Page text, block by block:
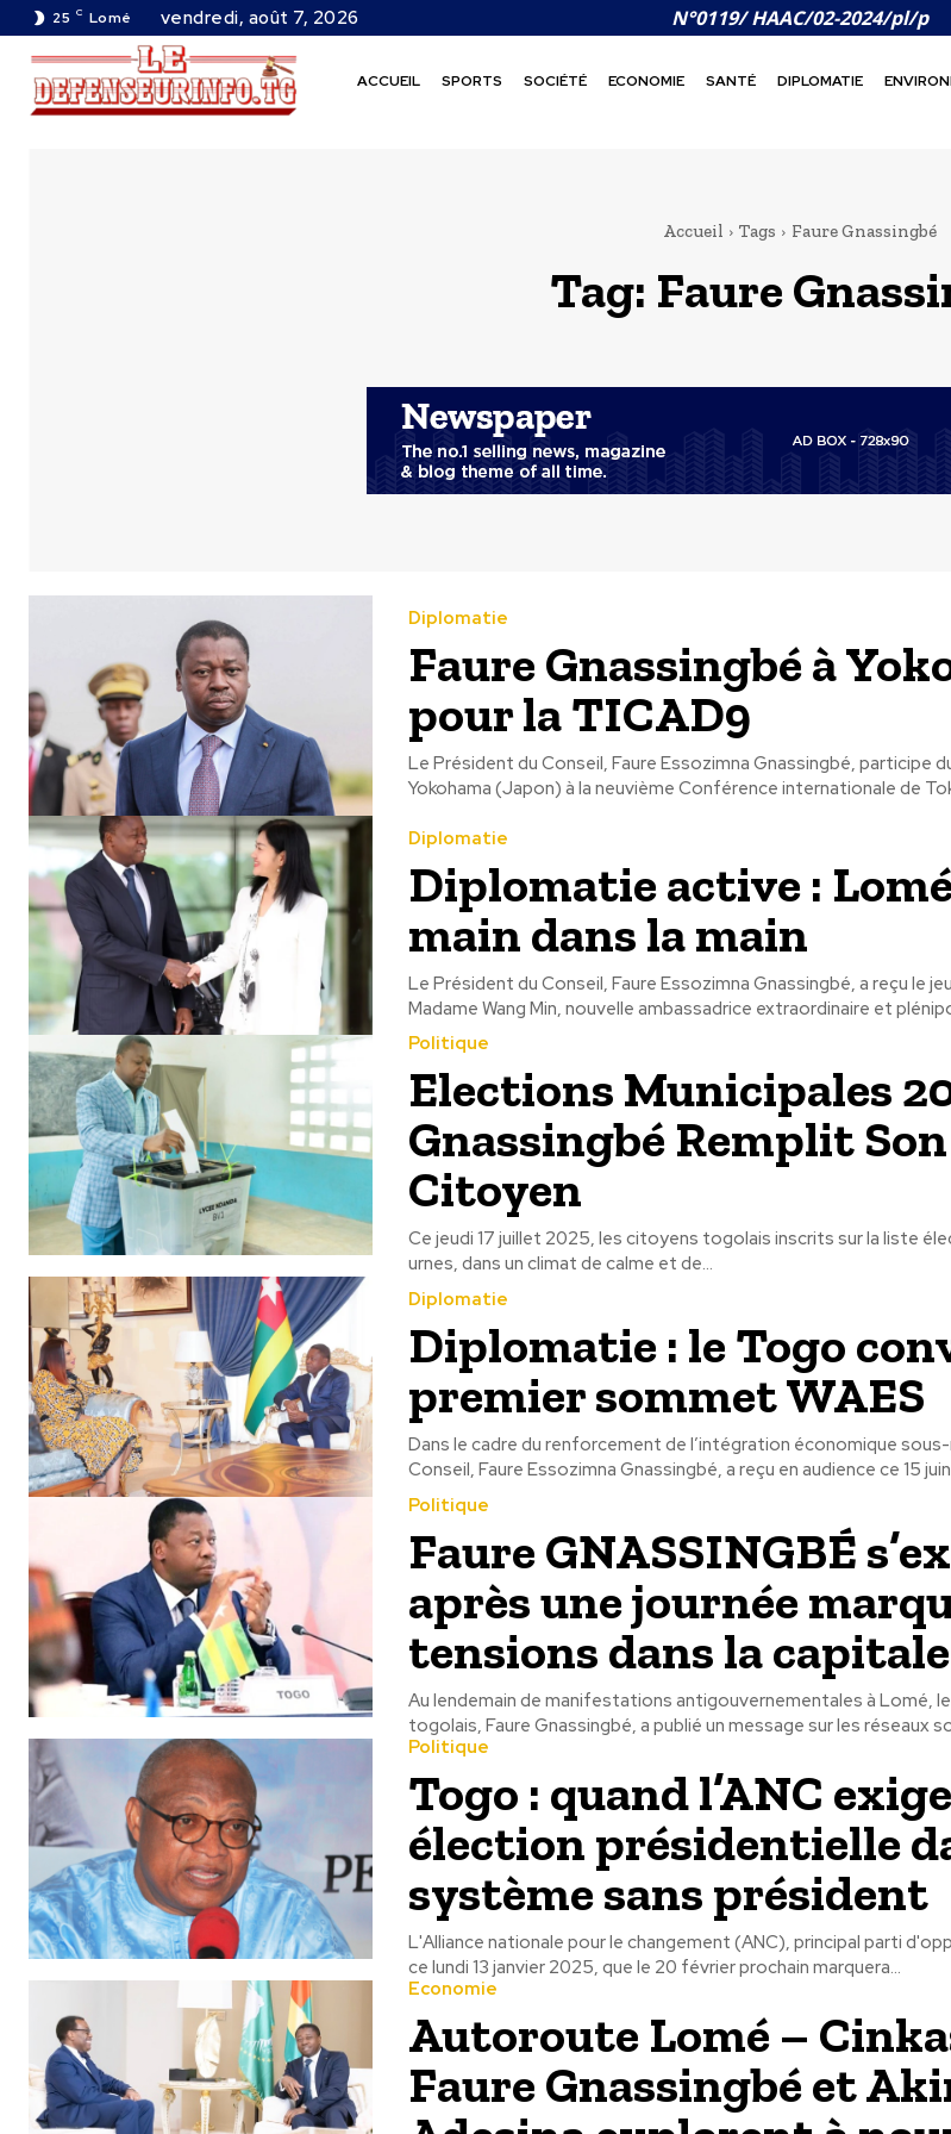
25 C Lomé vendredi, août 7, 2026 N°0119/ HAAC/02-2024/pl/p
ACCUEIL SPORTS SOCIÉTÉ ECONOMIE SANTÉ DIPLOMATIE
Accueil Tags Faure Gnassingbé
Tag: Faure
Diplomatie
Faure Gnassingbé à
pour la TICAD9
Le Président du Conseil, Faure Essozimna Gnassingbé, participe
Yokohama (Japon) à la neuvième Conférence internationale de
Diplomatie
Diplomatie active :
main dans la main
Le Président du Conseil, Faure Essozimna Gnassingbé, a reçu le
Madame Wang Min, nouvelle ambassadrice extraordinaire et
Politique
Elections Municipales
Gnassingbé Remplit
Citoyen
Ce jeudi 17 juillet 2025, les citoyens togolais inscrits sur la liste
urnes, dans un climat de calme et de...
Diplomatie
Diplomatie : le Togo
premier sommet WAES
Dans le cadre du renforcement de l’intégration économique
Conseil, Faure Essozimna Gnassingbé, a reçu en audience ce 15
Politique
Faure GNASSINGBÉ
après une journée
tensions dans la capitale
Au lendemain de manifestations antigouvernementales à Lomé,
togolais, Faure Gnassingbé, a publié un message sur les réseaux
Politique
Togo : quand l’ANC
élection présidentielle
système sans président
L'Alliance nationale pour le changement (ANC), principal parti
ce lundi 13 janvier 2025, que le 20 février prochain marquera...
Economie
Autoroute Lomé –
Faure Gnassingbé et